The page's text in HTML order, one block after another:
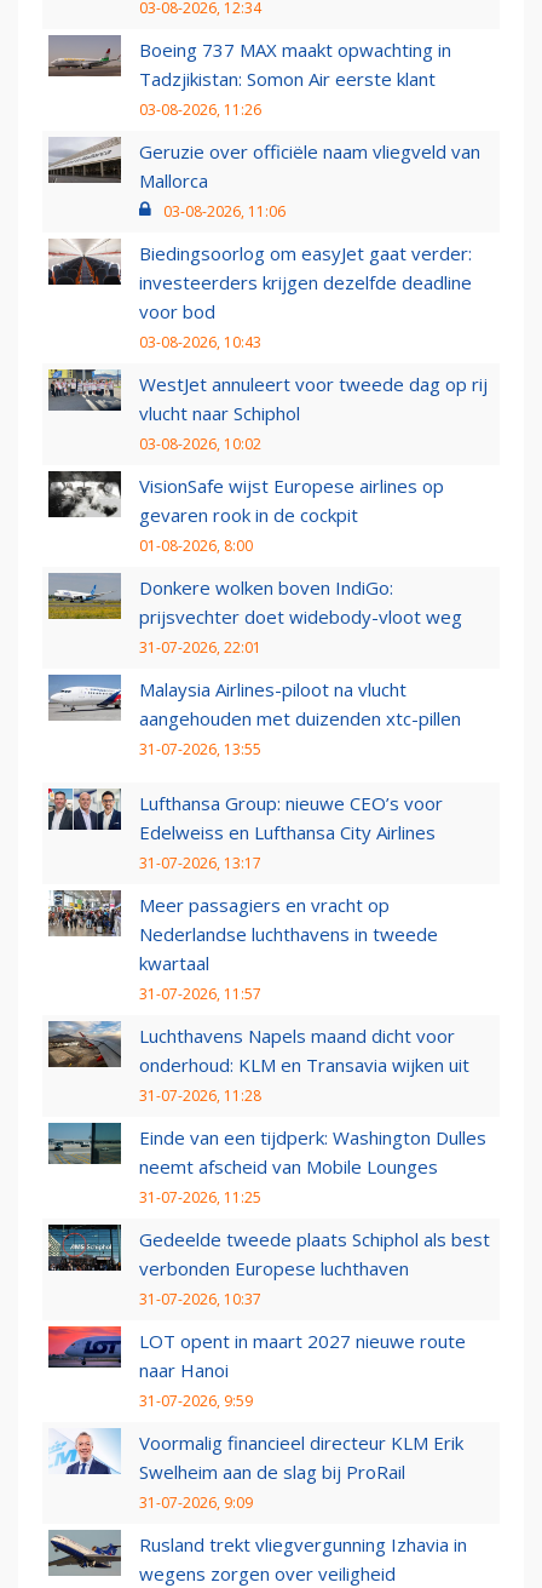
03-08-2026, 12:34
Boeing 737 MAX maakt opwachting in
Tadzjikistan: Somon Air eerste klant
03-08-2026, 11:26
Geruzie over officiële naam vliegveld van
Mallorca
03-08-2026, 11:06
Biedingsoorlog om easyJet gaat verder:
investeerders krijgen dezelfde deadline
voor bod
03-08-2026, 10:43
WestJet annuleert voor tweede dag op rij
vlucht naar Schiphol
03-08-2026, 10:02
VisionSafe wijst Europese airlines op
gevaren rook in de cockpit
01-08-2026, 8:00
Donkere wolken boven IndiGo:
prijsvechter doet widebody-vloot weg
31-07-2026, 22:01
Malaysia Airlines-piloot na vlucht
aangehouden met duizenden xtc-pillen
31-07-2026, 13:55
Lufthansa Group: nieuwe CEO’s voor
Edelweiss en Lufthansa City Airlines
31-07-2026, 13:17
Meer passagiers en vracht op
Nederlandse luchthavens in tweede
kwartaal
31-07-2026, 11:57
Luchthavens Napels maand dicht voor
onderhoud: KLM en Transavia wijken uit
31-07-2026, 11:28
Einde van een tijdperk: Washington Dulles
neemt afscheid van Mobile Lounges
31-07-2026, 11:25
Gedeelde tweede plaats Schiphol als best
verbonden Europese luchthaven
31-07-2026, 10:37
LOT opent in maart 2027 nieuwe route
naar Hanoi
31-07-2026, 9:59
Voormalig financieel directeur KLM Erik
Swelheim aan de slag bij ProRail
31-07-2026, 9:09
Rusland trekt vliegvergunning Izhavia in
wegens zorgen over veiligheid